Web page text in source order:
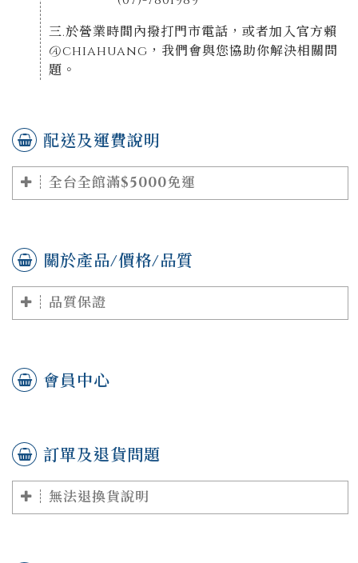
三.於營業時間內撥打門市電話，或者加入官方賴
@chiahuang，我們會與您協助你解決相關問
題。
配送及運費說明
全台全館滿$5000免運
關於產品/價格/品質
品質保證
會員中心
訂單及退貨問題
無法退換貨說明